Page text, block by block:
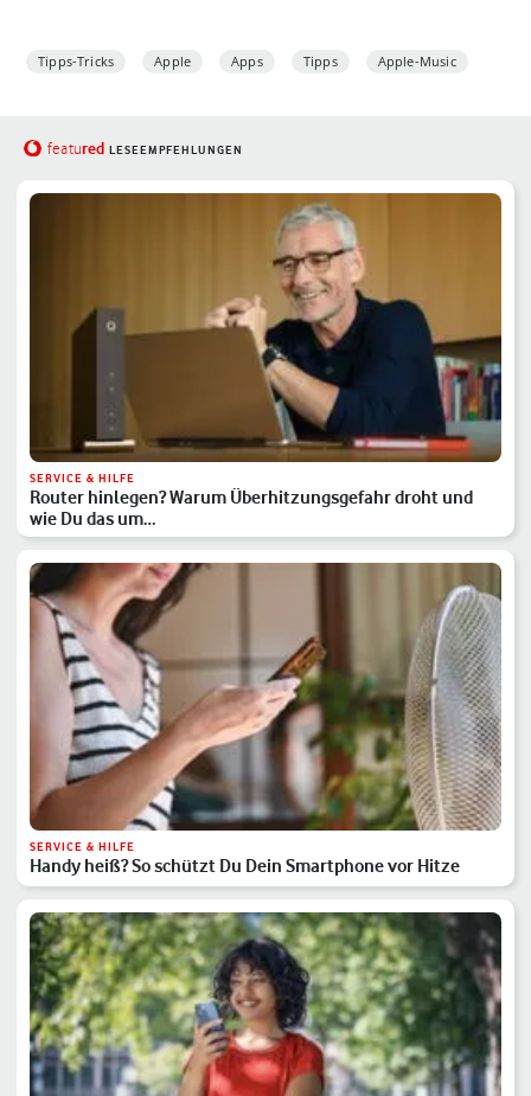
Tipps-Tricks Apple Apps Tipps Apple-Music
featured LESEEMPFEHLUNGEN
SERVICE & HILFE
Router hinlegen? Warum Überhitzungsgefahr droht und
wie Du das um…
SERVICE & HILFE
Handy heiß? So schützt Du Dein Smartphone vor Hitze